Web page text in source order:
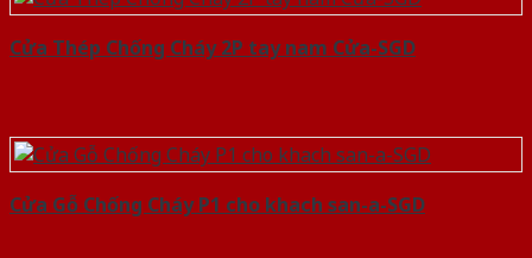
Cửa Thép Chống Cháy 2P tay nam Cửa-SGD
Cửa Gỗ Chống Cháy P1 cho khach san-a-SGD